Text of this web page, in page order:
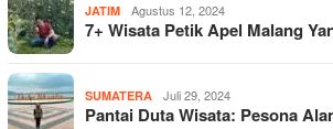
JATIM Agustus 12, 2024
7+ Wisata Petik Apel Malang
SUMATERA Juli 29, 2024
Pantai Duta Wisata: Pesona